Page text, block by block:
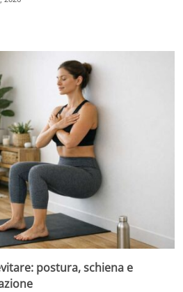
postura, schiena e